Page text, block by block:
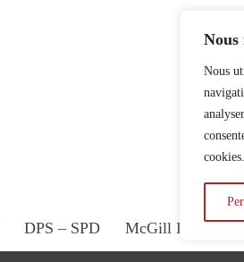
Nous
Nous
cookies.
DPS – SPD McGill Daily